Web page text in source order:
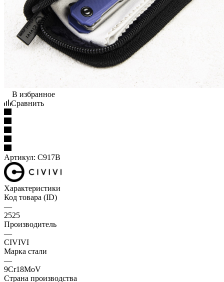
В избранное
Сравнить
Артикул: C917B
Характеристики
Код товара (ID)
—
2525
Производитель
—
CIVIVI
Марка стали
—
9Cr18MoV
Страна производства